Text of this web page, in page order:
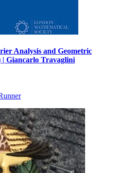
Analysis and Geometric
| Giancarlo Travaglini